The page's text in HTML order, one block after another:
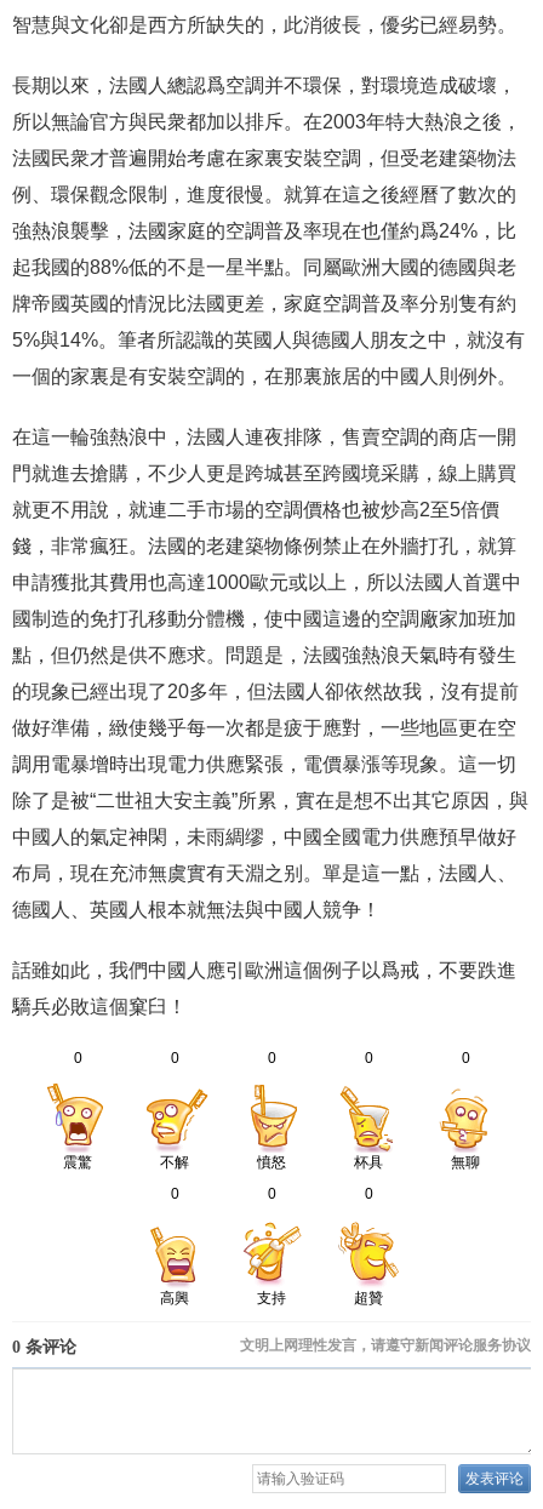
智慧與文化卻是西方所缺失的，此消彼長，優劣已經易勢。
長期以來，法國人總認爲空調并不環保，對環境造成破壞，
所以無論官方與民衆都加以排斥。在2003年特大熱浪之後，
法國民衆才普遍開始考慮在家裏安裝空調，但受老建築物法
例、環保觀念限制，進度很慢。就算在這之後經曆了數次的
強熱浪襲擊，法國家庭的空調普及率現在也僅約爲24%，比
起我國的88%低的不是一星半點。同屬歐洲大國的德國與老
牌帝國英國的情況比法國更差，家庭空調普及率分别隻有約
5%與14%。筆者所認識的英國人與德國人朋友之中，就沒有
一個的家裏是有安裝空調的，在那裏旅居的中國人則例外。
在這一輪強熱浪中，法國人連夜排隊，售賣空調的商店一開
門就進去搶購，不少人更是跨城甚至跨國境采購，線上購買
就更不用說，就連二手市場的空調價格也被炒高2至5倍價
錢，非常瘋狂。法國的老建築物條例禁止在外牆打孔，就算
申請獲批其費用也高達1000歐元或以上，所以法國人首選中
國制造的免打孔移動分體機，使中國這邊的空調廠家加班加
點，但仍然是供不應求。問題是，法國強熱浪天氣時有發生
的現象已經出現了20多年，但法國人卻依然故我，沒有提前
做好準備，緻使幾乎每一次都是疲于應對，一些地區更在空
調用電暴增時出現電力供應緊張，電價暴漲等現象。這一切
除了是被“二世祖大安主義”所累，實在是想不出其它原因，與
中國人的氣定神閑，未雨綢缪，中國全國電力供應預早做好
布局，現在充沛無虞實有天淵之别。單是這一點，法國人、
德國人、英國人根本就無法與中國人競争！
話雖如此，我們中國人應引歐洲這個例子以爲戒，不要跌進
驕兵必敗這個窠臼！
0
震驚
0
不解
0
憤怒
0
杯具
0
無聊
0
高興
0
支持
0
超贊